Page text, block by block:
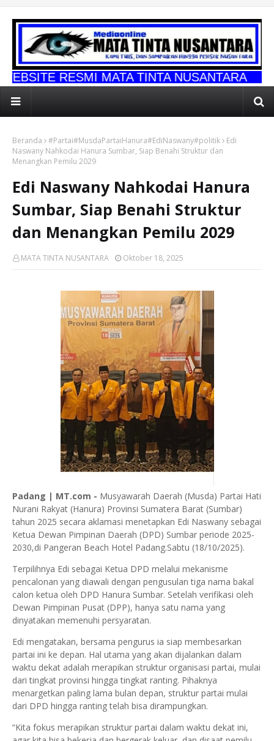
MATA TINTA NUSANTARA
Beranda #Partai#MusdaPartaiHanura#EdiNaswany#politik
Edi
Naswany Nahkodai Hanura Sumbar, Siap Benahi Struktur dan
Menangkan Pemilu 2029
Edi Naswany Nahkodai Hanura
Sumbar, Siap Benahi Struktur
dan Menangkan Pemilu 2029
MATA TINTA NUSANTARA Oktober 18, 2025
Padang | MT.com - Musyawarah Daerah (Musda) Partai Hati
Nurani Rakyat (Hanura) Provinsi Sumatera Barat (Sumbar)
tahun 2025 secara aklamasi menetapkan Edi Naswany sebagai
Ketua Dewan Pimpinan Daerah (DPD) Sumbar periode 2025-
2030,di Pangeran Beach Hotel Padang.Sabtu (18/10/2025).
Terpilihnya Edi sebagai Ketua DPD melalui mekanisme
pencalonan yang diawali dengan pengusulan tiga nama bakal
calon ketua oleh DPD Hanura Sumbar. Setelah verifikasi oleh
Dewan Pimpinan Pusat (DPP), hanya satu nama yang
dinyatakan memenuhi persyaratan.
Edi mengatakan, bersama pengurus ia siap membesarkan
partai ini ke depan. Hal utama yang akan dijalankan dalam
waktu dekat adalah merapikan struktur organisasi partai, mulai
dari tingkat provinsi hingga tingkat ranting. Pihaknya
menargetkan paling lama bulan depan, struktur partai mulai
dari DPD hingga ranting telah bisa dirampungkan.
“Kita fokus merapikan struktur partai dalam waktu dekat ini,